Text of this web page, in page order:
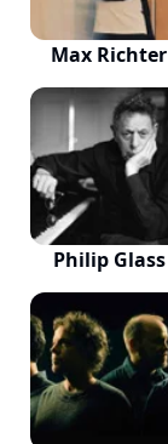
Max Richter
Philip Glass